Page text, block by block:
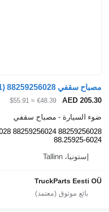
€48.39
≈ $55.91
- مصباح سقفي
88259256028 88259256024 88.25925-6028